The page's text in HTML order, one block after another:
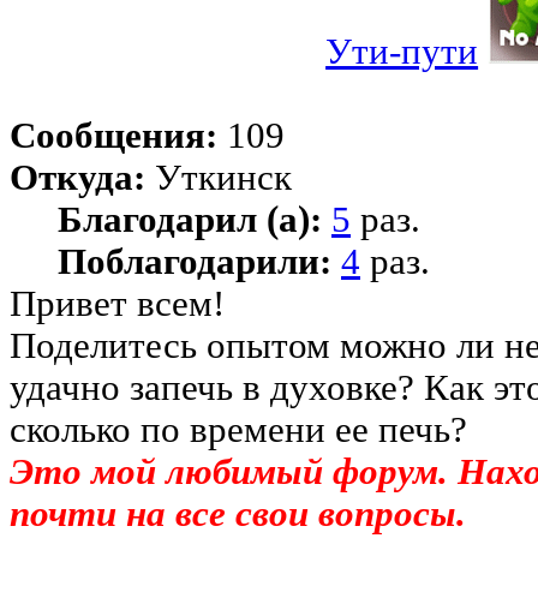
Ути-пути
Сообщения: 109
Откуда: Уткинск
Благодарил (а): 5 раз.
Поблагодарили: 4 раз.
Привет всем!
Поделитесь опытом можно ли
удачно запечь в духовке? Как
сколько по времени ее печь?
Это мой любимый форум.
почти на все свои вопросы.